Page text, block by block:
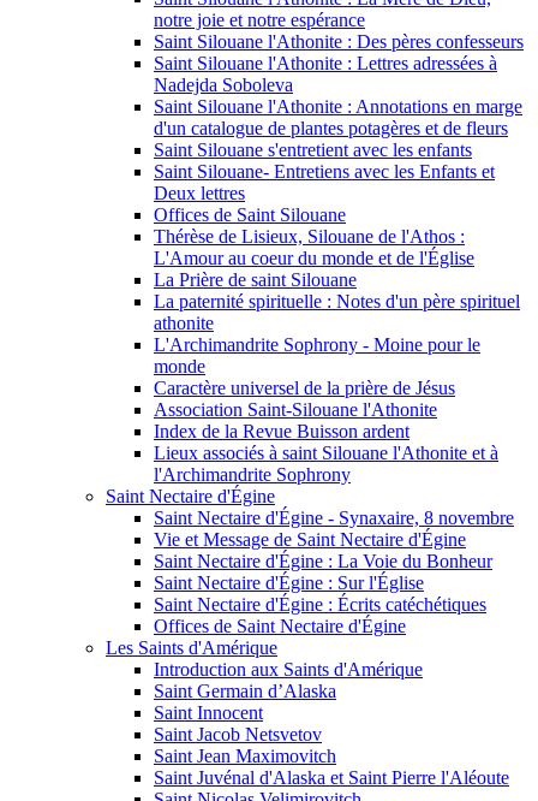
notre joie et notre espérance
Saint Silouane l'Athonite : Des pères confesseurs
Saint Silouane l'Athonite : Lettres adressées à
Nadejda Soboleva
Saint Silouane l'Athonite : Annotations en marge
d'un catalogue de plantes potagères et de fleurs
Saint Silouane s'entretient avec les enfants
Saint Silouane- Entretiens avec les Enfants et
Deux lettres
Offices de Saint Silouane
Thérèse de Lisieux, Silouane de l'Athos :
L'Amour au coeur du monde et de l'Église
La Prière de saint Silouane
La paternité spirituelle : Notes d'un père spirituel
athonite
L'Archimandrite Sophrony - Moine pour le
monde
Caractère universel de la prière de Jésus
Association Saint-Silouane l'Athonite
Index de la Revue Buisson ardent
Lieux associés à saint Silouane l'Athonite et à
l'Archimandrite Sophrony
Saint Nectaire d'Égine
Saint Nectaire d'Égine - Synaxaire, 8 novembre
Vie et Message de Saint Nectaire d'Égine
Saint Nectaire d'Égine : La Voie du Bonheur
Saint Nectaire d'Égine : Sur l'Église
Saint Nectaire d'Égine : Écrits catéchétiques
Offices de Saint Nectaire d'Égine
Les Saints d'Amérique
Introduction aux Saints d'Amérique
Saint Germain d’Alaska
Saint Innocent
Saint Jacob Netsvetov
Saint Jean Maximovitch
Saint Juvénal d'Alaska et Saint Pierre l'Aléoute